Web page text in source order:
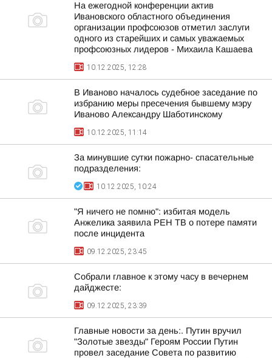
На ежегодной конференции актив
Ивановского областного объединения
организации профсоюзов отметил заслуги
одного из старейших и самых уважаемых
профсоюзных лидеров - Михаила Кашаева
10.12.2025, 12:28
В Иваново началось судебное заседание по
избранию меры пресечения бывшему мэру
Иваново Александру Шаботинскому
10.12.2025, 11:14
За минувшие сутки пожарно- спасательные
подразделения:
10.12.2025, 10:24
"Я ничего не помню": избитая модель
Анжелика заявила РЕН ТВ о потере памяти
после инцидента
09.12.2025, 23:45
Собрали главное к этому часу в вечернем
дайджесте:
09.12.2025, 23:39
Главные новости за день:. Путин вручил
"Золотые звезды" Героям России Путин
провел заседание Совета по развитию